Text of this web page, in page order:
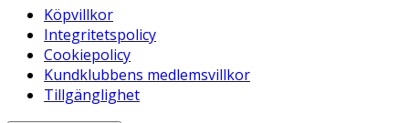
Köpvillkor
Integritetspolicy
Cookiepolicy
Kundklubbens medlemsvillkor
Tillgänglighet